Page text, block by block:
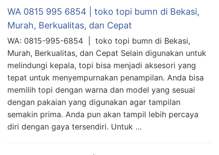
WA 0815 995 6854 | toko topi bumn di Bekasi,
Murah, Berkualitas, dan Cepat
WA: 0815-995-6854 | toko topi bumn di Bekasi,
Murah, Berkualitas, dan Cepat Selain digunakan untuk
melindungi kepala, topi bisa menjadi aksesori yang
tepat untuk menyempurnakan penampilan. Anda bisa
memilih topi dengan warna dan model yang sesuai
dengan pakaian yang digunakan agar tampilan
semakin prima. Anda pun akan tampil lebih percaya
diri dengan gaya tersendiri. Untuk …